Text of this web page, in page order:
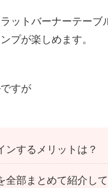
ットバーナーテー
プが楽しめます。
すが
ンするメリットは？
部まとめて紹介して